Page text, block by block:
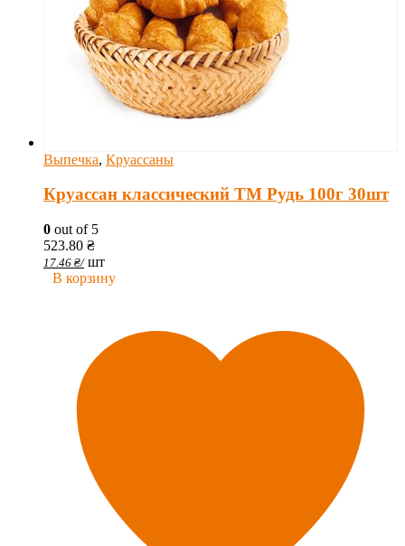
Выпечка, Круассаны
Круассан классический ТМ Рудь 100г 30шт
0 out of 5
523.80 ₴
17.46 ₴/ шт
В корзину